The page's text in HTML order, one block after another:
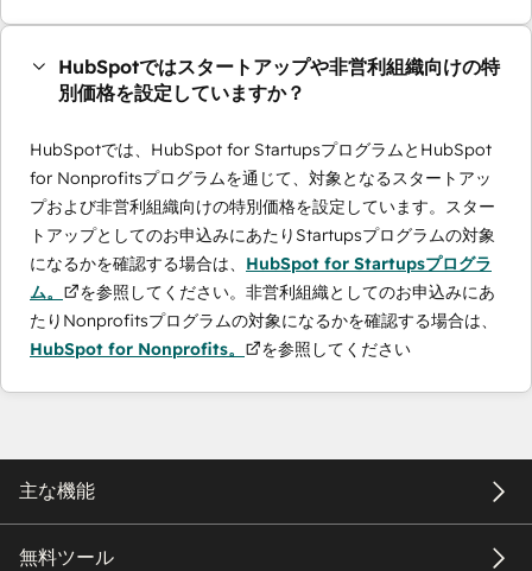
HubSpotではスタートアップや非営利組織向けの特
別価格を設定していますか？
HubSpotでは、HubSpot for StartupsプログラムとHubSpot
for Nonprofitsプログラムを通じて、対象となるスタートアッ
プおよび非営利組織向けの特別価格を設定しています。スター
トアップとしてのお申込みにあたりStartupsプログラムの対象
になるかを確認する場合は、 HubSpot for Startupsプログラ
ム。
を参照してください。非営利組織としてのお申込みにあ
たりNonprofitsプログラムの対象になるかを確認する場合は、
HubSpot for Nonprofits。
を参照してください
主な機能
無料ツール